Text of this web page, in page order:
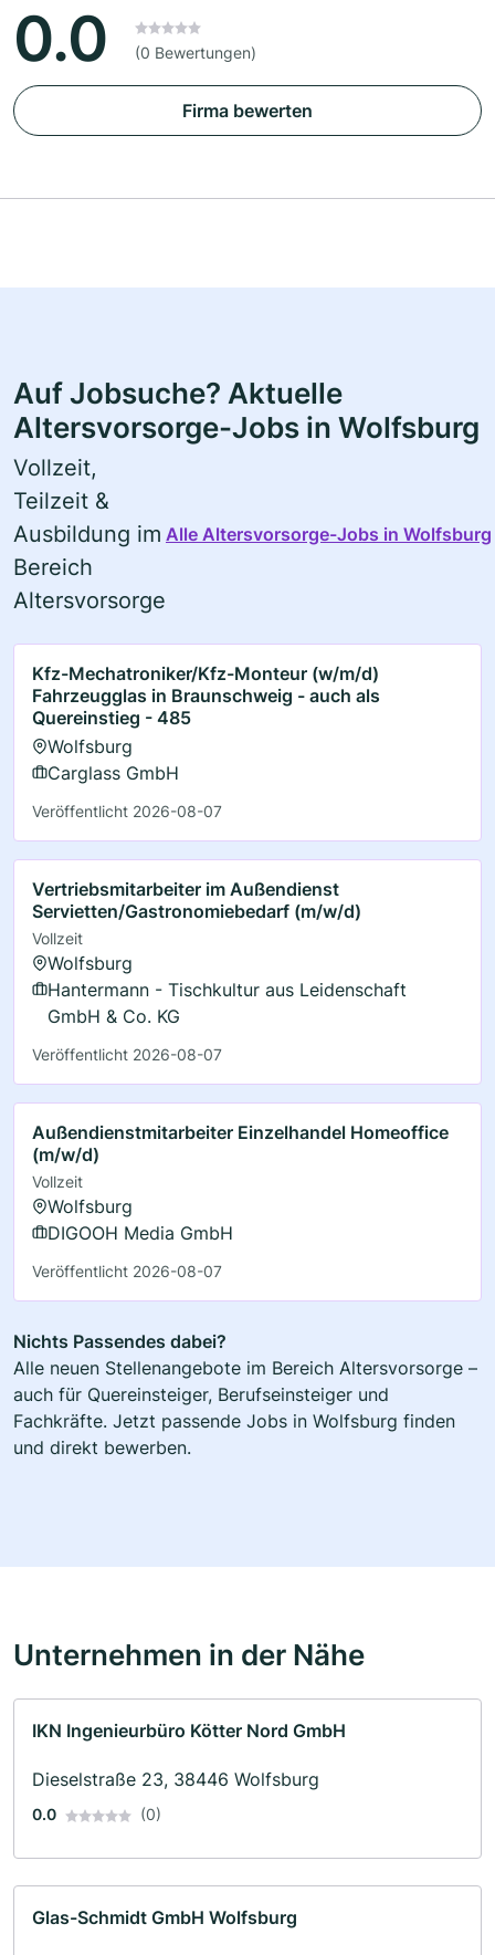
0.0 (0 Bewertungen)
Firma bewerten
Auf Jobsuche? Aktuelle
Altersvorsorge-Jobs in Wolfsburg
Vollzeit,
Teilzeit &
Ausbildung im
Bereich
Altersvorsorge
Alle Altersvorsorge-Jobs in Wolfsburg
Kfz-Mechatroniker/Kfz-Monteur (w/m/d)
Fahrzeugglas in Braunschweig - auch als
Quereinstieg - 485
Wolfsburg
Carglass GmbH
Veröffentlicht 2026-08-07
Vertriebsmitarbeiter im Außendienst
Servietten/Gastronomiebedarf (m/w/d)
Vollzeit
Wolfsburg
Hantermann - Tischkultur aus Leidenschaft
GmbH & Co. KG
Veröffentlicht 2026-08-07
Außendienstmitarbeiter Einzelhandel Homeoffice
(m/w/d)
Vollzeit
Wolfsburg
DIGOOH Media GmbH
Veröffentlicht 2026-08-07
Nichts Passendes dabei?
Alle neuen Stellenangebote im Bereich Altersvorsorge –
auch für Quereinsteiger, Berufseinsteiger und
Fachkräfte. Jetzt passende Jobs in Wolfsburg finden
und direkt bewerben.
Unternehmen in der Nähe
IKN Ingenieurbüro Kötter Nord GmbH
Dieselstraße 23, 38446 Wolfsburg
0.0 (0)
Glas-Schmidt GmbH Wolfsburg